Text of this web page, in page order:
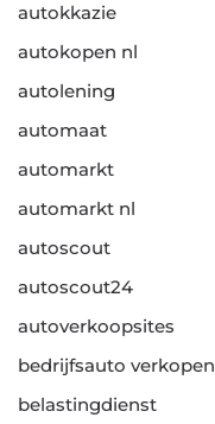
autokkazie
autokopen nl
autolening
automaat
automarkt
automarkt nl
autoscout
autoscout24
autoverkoopsites
bedrijfsauto verkopen
belastingdienst